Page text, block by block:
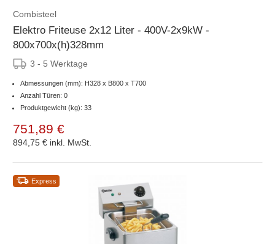
Combisteel
Elektro Friteuse 2x12 Liter - 400V-2x9kW -
800x700x(h)328mm
3 - 5 Werktage
Abmessungen (mm): H328 x B800 x T700
Anzahl Türen: 0
Produktgewicht (kg): 33
751,89 €
894,75 € inkl. MwSt.
Express